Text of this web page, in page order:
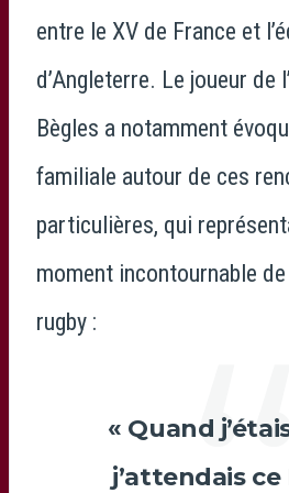
entre le XV de France et l’
d’Angleterre. Le joueur de l’
Bègles a notamment
familiale autour de ces
particulières, qui
moment incontournable
rugby :
« Quand
j’attendais ce